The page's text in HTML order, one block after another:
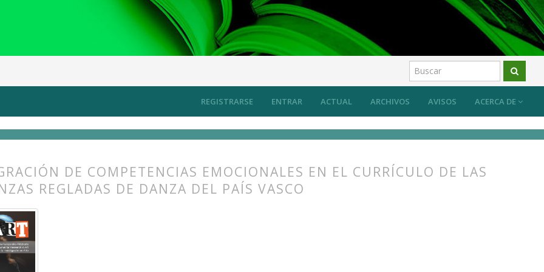
ACTUAL ARCHIVOS AVISOS ACERCA DE
REGISTRARSE ENTRAR
en danza (I) Artículos
DE COMPETENCIAS EMOCIONALES EN EL CURRÍCULO DE LAS
REGLADAS DE DANZA DEL PAÍS VASCO